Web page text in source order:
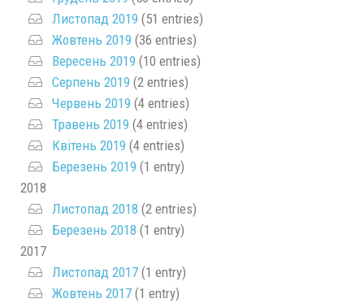
Листопад 2019 (51 entries)
Жовтень 2019 (36 entries)
Вересень 2019 (10 entries)
Серпень 2019 (2 entries)
Червень 2019 (4 entries)
Травень 2019 (4 entries)
Квітень 2019 (4 entries)
Березень 2019 (1 entry)
2018
Листопад 2018 (2 entries)
Березень 2018 (1 entry)
2017
Листопад 2017 (1 entry)
Жовтень 2017 (1 entry)